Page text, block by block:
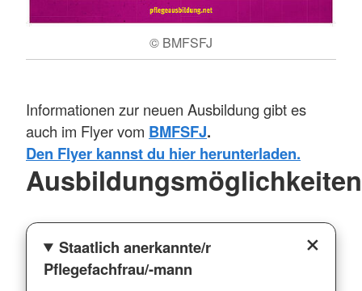
© BMFSFJ
Informationen zur neuen Ausbildung gibt es
auch im Flyer vom BMFSFJ.
Den Flyer kannst du hier herunterladen.
Ausbildungsmöglichkeiten
Staatlich anerkannte/r
Pflegefachfrau/-mann